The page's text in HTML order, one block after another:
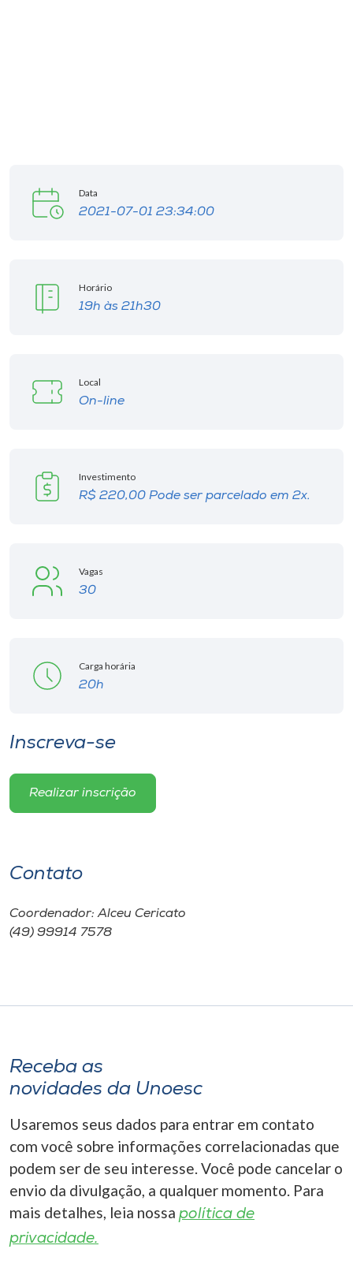
Data
2021-07-01 23:34:00
Horário
19h às 21h30
Local
On-line
Investimento
R$ 220,00 Pode ser parcelado em 2x.
Vagas
30
Carga horária
20h
Inscreva-se
Realizar inscrição
Contato
Coordenador: Alceu Cericato
(49) 99914 7578
Receba as
novidades da Unoesc
Usaremos seus dados para entrar em contato
com você sobre informações correlacionadas que
podem ser de seu interesse. Você pode cancelar o
envio da divulgação, a qualquer momento. Para
mais detalhes, leia nossa política de
privacidade.